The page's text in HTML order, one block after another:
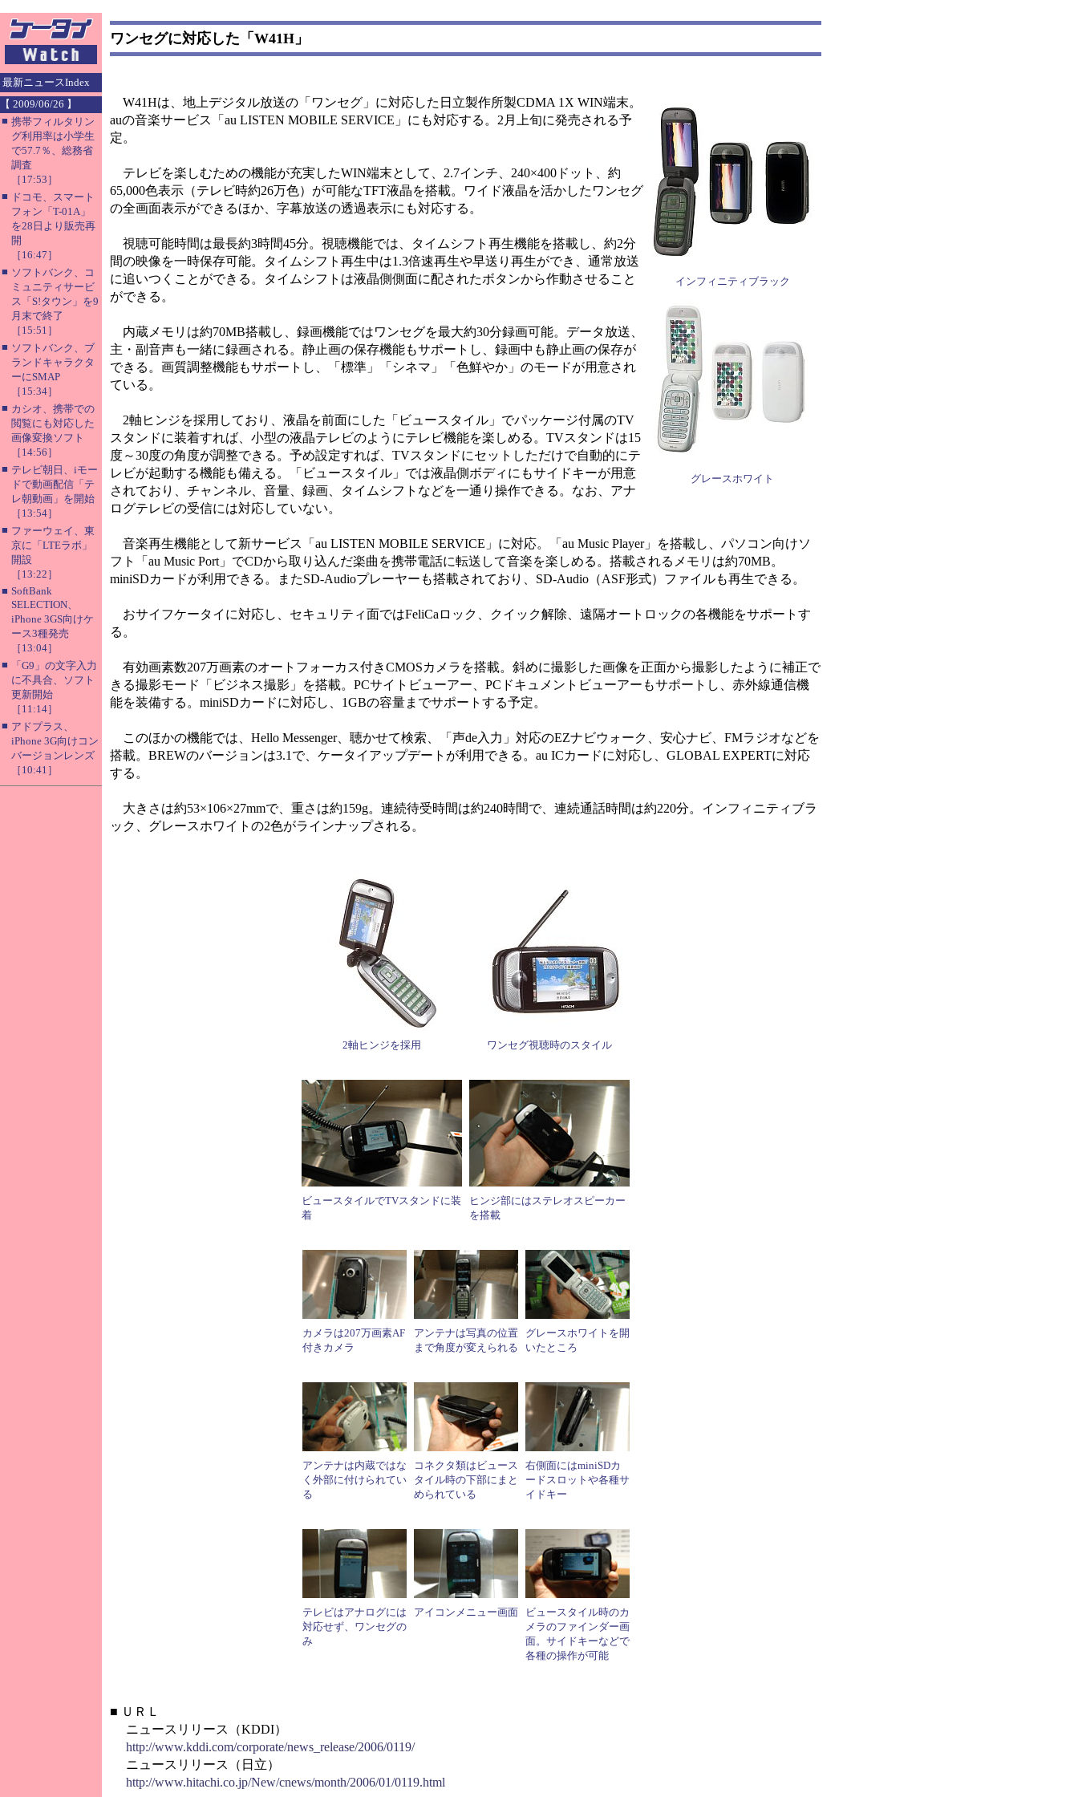
最新ニュースIndex
【 2009/06/26 】
■ 携帯フィルタリン
グ利用率は小学生
で57.7％、総務省
調査
［17:53］
■ ドコモ、スマート
フォン「T-01A」
を28日より販売再
開
［16:47］
■ ソフトバンク、コ
ミュニティサービ
ス「S!タウン」を9
月末で終了
［15:51］
■ ソフトバンク、ブ
ランドキャラクタ
ーにSMAP
［15:34］
■ カシオ、携帯での
閲覧にも対応した
画像変換ソフト
［14:56］
■ テレビ朝日、iモー
ドで動画配信「テ
レ朝動画」を開始
［13:54］
■ ファーウェイ、東
京に「LTEラボ」
開設
［13:22］
■ SoftBank
SELECTION、
iPhone 3GS向けケ
ース3種発売
［13:04］
■
「G9」の文字入力
に不具合、ソフト
更新開始
［11:14］
■ アドプラス、
iPhone 3G向けコン
バージョンレンズ
［10:41］
ワンセグに対応した「W41H」
インフィニティブラック
グレースホワイト
W41Hは、地上デジタル放送の「ワンセグ」に対応した日立製作所製CDMA 1X WIN端末。
auの音楽サービス「au LISTEN MOBILE SERVICE」にも対応する。2月上旬に発売される予
定。
テレビを楽しむための機能が充実したWIN端末として、2.7インチ、240×400ドット、約
65,000色表示（テレビ時約26万色）が可能なTFT液晶を搭載。ワイド液晶を活かしたワンセグ
の全画面表示ができるほか、字幕放送の透過表示にも対応する。
視聴可能時間は最長約3時間45分。視聴機能では、タイムシフト再生機能を搭載し、約2分
間の映像を一時保存可能。タイムシフト再生中は1.3倍速再生や早送り再生ができ、通常放送
に追いつくことができる。タイムシフトは液晶側側面に配されたボタンから作動させること
ができる。
内蔵メモリは約70MB搭載し、録画機能ではワンセグを最大約30分録画可能。データ放送、
主・副音声も一緒に録画される。静止画の保存機能もサポートし、録画中も静止画の保存が
できる。画質調整機能もサポートし、「標準」「シネマ」「色鮮やか」のモードが用意され
ている。
2軸ヒンジを採用しており、液晶を前面にした「ビュースタイル」でパッケージ付属のTV
スタンドに装着すれば、小型の液晶テレビのようにテレビ機能を楽しめる。TVスタンドは15
度～30度の角度が調整できる。予め設定すれば、TVスタンドにセットしただけで自動的にテ
レビが起動する機能も備える。「ビュースタイル」では液晶側ボディにもサイドキーが用意
されており、チャンネル、音量、録画、タイムシフトなどを一通り操作できる。なお、アナ
ログテレビの受信には対応していない。
音楽再生機能として新サービス「au LISTEN MOBILE SERVICE」に対応。「au Music Player」を搭載し、パソコン向けソ
フト「au Music Port」でCDから取り込んだ楽曲を携帯電話に転送して音楽を楽しめる。搭載されるメモリは約70MB。
miniSDカードが利用できる。またSD-Audioプレーヤーも搭載されており、SD-Audio（ASF形式）ファイルも再生できる。
おサイフケータイに対応し、セキュリティ面ではFeliCaロック、クイック解除、遠隔オートロックの各機能をサポートす
る。
有効画素数207万画素のオートフォーカス付きCMOSカメラを搭載。斜めに撮影した画像を正面から撮影したように補正で
きる撮影モード「ビジネス撮影」を搭載。PCサイトビューアー、PCドキュメントビューアーもサポートし、赤外線通信機
能を装備する。miniSDカードに対応し、1GBの容量までサポートする予定。
このほかの機能では、Hello Messenger、聴かせて検索、「声de入力」対応のEZナビウォーク、安心ナビ、FMラジオなどを
搭載。BREWのバージョンは3.1で、ケータイアップデートが利用できる。au ICカードに対応し、GLOBAL EXPERTに対応
する。
大きさは約53×106×27mmで、重さは約159g。連続待受時間は約240時間で、連続通話時間は約220分。インフィニティブラ
ック、グレースホワイトの2色がラインナップされる。
2軸ヒンジを採用 ワンセグ視聴時のスタイル
ビュースタイルでTVスタンドに装
着
ヒンジ部にはステレオスピーカー
を搭載
カメラは207万画素AF
付きカメラ
アンテナは写真の位置
まで角度が変えられる
グレースホワイトを開
いたところ
アンテナは内蔵ではな
く外部に付けられてい
る
コネクタ類はビュース
タイル時の下部にまと
められている
右側面にはminiSDカ
ードスロットや各種サ
イドキー
テレビはアナログには
対応せず、ワンセグの
み
アイコンメニュー画面
ビュースタイル時のカ
メラのファインダー画
面。サイドキーなどで
各種の操作が可能
■ ＵＲＬ
ニュースリリース（KDDI）
http://www.kddi.com/corporate/news_release/2006/0119/
ニュースリリース（日立）
http://www.hitachi.co.jp/New/cnews/month/2006/01/0119.html